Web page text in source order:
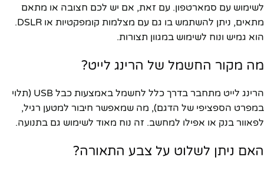
לשימוש עם סמארטפון. עם זאת, אם יש לכם חצובה או מתאם
מתאים, ניתן להשתמש בו גם עם מצלמות קומפקטיות או DSLR.
הוא גמיש ונוח לשימוש במגוון תצורות.
מה מקור החשמל של הרינג לייט?
הרינג לייט מתחבר בדרך כלל לחשמל באמצעות כבל USB (תלוי
במפרט הספציפי של הדגם), מה שמאפשר חיבור למטען רגיל,
לפאוור בנק או אפילו למחשב. זה נוח מאוד לשימוש גם בתנועה.
האם ניתן לשלוט על צבע התאורה?